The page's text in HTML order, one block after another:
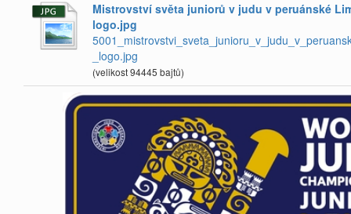
Mistrovství světa juniorů v judu v peruánské
logo.jpg
_logo.jpg
(velikost 94445 bajtů)